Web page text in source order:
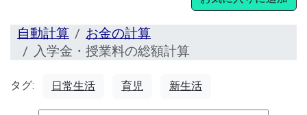
自動計算
お金の計算
入学金・授業料の総額計算
タグ: 日常生活 育児 新生活